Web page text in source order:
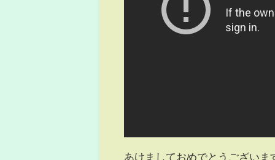
あけましておめでとうございま